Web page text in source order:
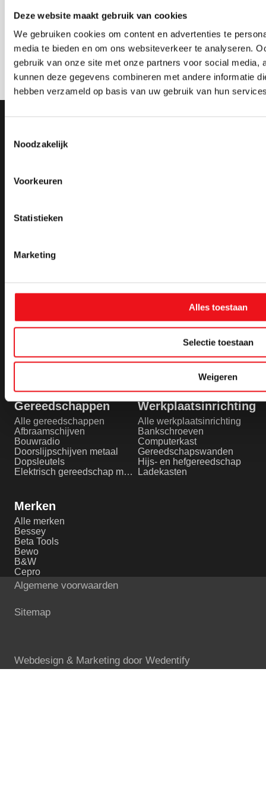
Deze website maakt gebruik van cookies
We gebruiken cookies om content en advertenties te
media te bieden en om ons websiteverkeer te analyseren.
gebruik van onze site met onze partners voor social media,
kunnen deze gegevens combineren met andere informatie
hebben verzameld op basis van uw gebruik van hun
Noodzakelijk
Voorkeuren
Statistieken
Marketing
Alles toestaan
Selectie toestaan
Weigeren
Contact opnemen
06 555 065 38
Over ons
Projecten
Artikelen
Levering aan scholen
Alle machines
Autogeen lassen/snijden
Beschermglas en lenzen laserlassen
Boorfreesmachines
Boormachines
Gereedschappen
Alle gereedschappen
Afbraamschijven
Bouwradio
Doorslijpschijven metaal
Dopsleutels
Elektrisch gereedschap metaalbewerking
Werkplaatsinrichting
Alle werkplaatsinrichting
Bankschroeven
Computerkast
Gereedschapswanden
Hijs- en hefgereedschap
Ladekasten
Merken
Alle merken
Bessey
Beta Tools
Bewo
B&W
Cepro
Algemene voorwaarden
Sitemap
Webdesign & Marketing door Wedentify